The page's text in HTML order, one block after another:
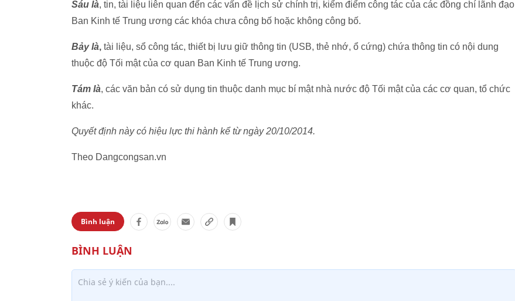
Sáu là, tin, tài liệu liên quan đến các vấn đề lịch sử chính trị, kiểm điểm công tác của các đồng chí lãnh đạo
Ban Kinh tế Trung ương các khóa chưa công bố hoặc không công bố.
Bảy là, tài liệu, sổ công tác, thiết bị lưu giữ thông tin (USB, thẻ nhớ, ổ cứng) chứa thông tin có nội dung
thuộc độ Tối mật của cơ quan Ban Kinh tế Trung ương.
Tám là, các văn bản có sử dụng tin thuộc danh mục bí mật nhà nước độ Tối mật của các cơ quan, tổ chức
khác.
Quyết định này có hiệu lực thi hành kể từ ngày 20/10/2014.
Theo Dangcongsan.vn
Bình luận